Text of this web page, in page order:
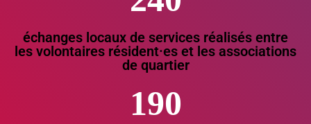
échanges locaux de services réalisés entre
les volontaires résident·es et les associations
de quartier
190